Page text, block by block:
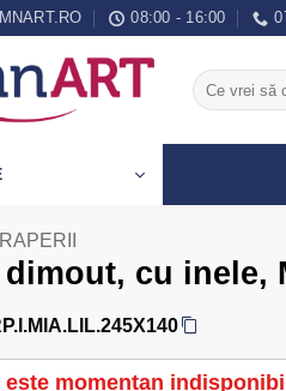
08:00 - 16:00
Caută
după:
cu inele,
momentan